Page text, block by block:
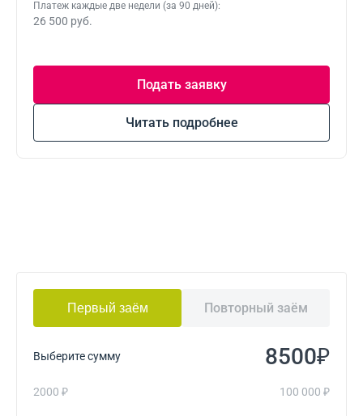
Платеж каждые две недели (за 90 дней):
26 500 руб.
Подать заявку
Читать подробнее
Первый заём Повторный заём
Выберите сумму ₽
2000 ₽ 100 000 ₽